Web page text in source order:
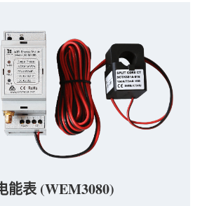
能表 (WEM3080)